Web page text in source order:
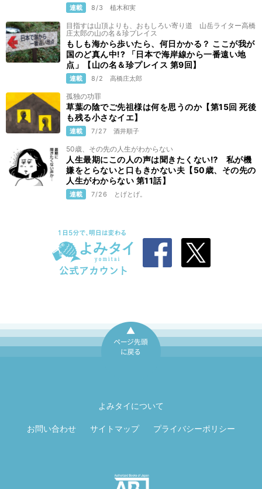
連載 8/3 植木和実
目指すは山頂よりも、おもしろい寄り道 山岳ライター高橋
庄太郎の山の名＆珍プレイス
もしも海から歩いたら、何日かかる？ ここが我が
国のど真ん中!? 「日本で海岸線から一番遠い地
点」【山の名＆珍プレイス 第9回】
連載 8/2 高橋庄太郎
孤独の功罪
草葉の陰でご先祖様は何を思うのか【第15回 死後
も残る小さなイエ】
連載 7/27 酒井順子
50歳、その先の人生がわからない
人生最期にこの人の声は聞きたくない⁉ 私が機
嫌をとらないと口もきかない夫【50歳、その先の
人生がわからない 第11話】
連載 7/26 とげとげ。
よみタイについて
お問い合わせ サイトマップ プライバシーポリシー